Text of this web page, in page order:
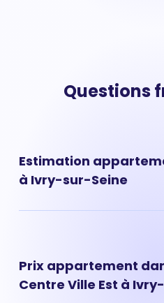
Questions
Estimation
à Ivry-sur-Seine
critères : son adresse
année de construction. Pour
Prix appartement
Centre Ville Est à